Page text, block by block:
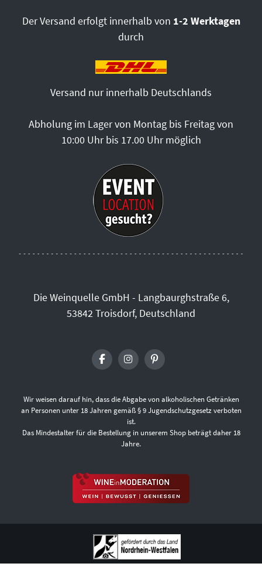
Der Versand erfolgt innerhalb von 1-2 Werktagen
durch
Versand nur innerhalb Deutschlands
Abholung im Lager von Montag bis Freitag von
10:00 Uhr bis 17.00 Uhr möglich
Die Weinquelle GmbH - Langbaurghstraße 6,
53842 Troisdorf, Deutschland
Wir weisen darauf hin, dass die Abgabe von alkoholischen Getränken
an Personen unter 18 Jahren gemäß § 9 Jugendschutzgesetz verboten
ist.
Das Mindestalter für die Bestellung in unserem Shop beträgt daher 18
Jahre.